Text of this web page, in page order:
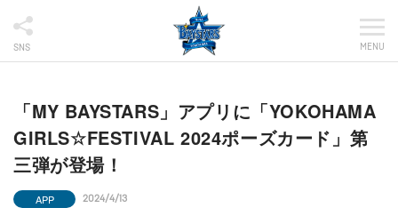
SNS MENU
「MY BAYSTARS」アプリに「YOKOHAMA
GIRLS☆FESTIVAL 2024ポーズカード」第
三弾が登場！
APP 2024/4/13